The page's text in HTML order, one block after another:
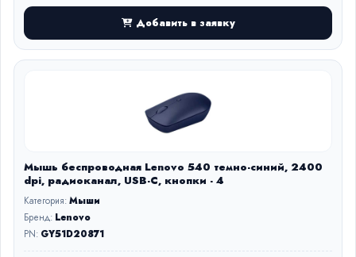
Добавить в заявку
Мышь беспроводная Lenovo 540 темно-синий, 2400
dpi, радиоканал, USB-C, кнопки - 4
Категория:Мыши
Бренд: Lenovo
PN: GY51D20871